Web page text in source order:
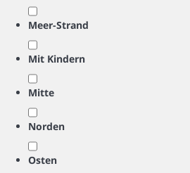
Meer-Strand
Mit Kindern
Mitte
Norden
Osten